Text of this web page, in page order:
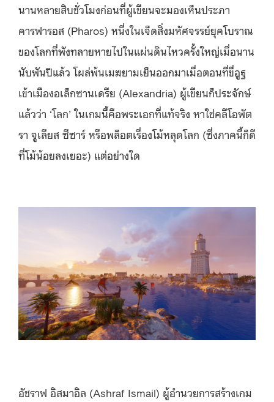
นานหลายสิบชั่วโมงก่อนที่ผู้เขียนจะมองเห็นประภา
คารฟารอส (Pharos) หนึ่งในเจ็ดสิ่งมหัศจรรย์ยุคโบราณ
ของโลกที่พังทลายหายไปในแผ่นดินไหวครั้งใหญ่เมื่อนาน
นับพันปีแล้ว โผล่พ้นเมฆยามเย็นออกมาเมื่อตอนที่ขี่อูฐ
เข้าเมืองอเล็กซานเดรีย (Alexandria) ผู้เขียนก็ประจักษ์
แล้วว่า ‘โลก’ ในเกมนี้คือพระเอกที่แท้จริง หาใช่คลีโอพัต
รา จูเลียส ซีซาร์ หรือพล็อตเรื่องโม้หลุดโลก (ซึ่งภาคนี้ก็ดี
ที่โม้น้อยลงเยอะ) แต่อย่างใด
อัชราฟ อิสมาอิล (Ashraf Ismail) ผู้อำนวยการสร้างเกม